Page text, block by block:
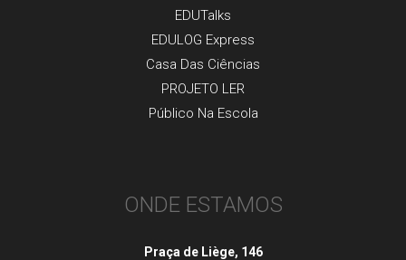
EDUTalks
EDULOG Express
Casa Das Ciências
PROJETO LER
Público Na Escola
ONDE ESTAMOS
Praça de Liège, 146